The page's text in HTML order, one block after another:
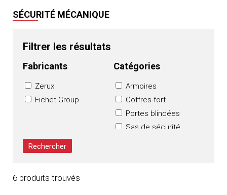
SÉCURITÉ MÉCANIQUE
Filtrer les résultats
Fabricants
Zerux
Fichet Group
Catégories
Armoires
Coffres-fort
Portes blindées
Sas de sécurité
6 produits trouvés